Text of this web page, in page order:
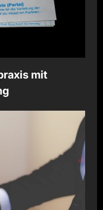
mit